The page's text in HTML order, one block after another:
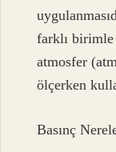
farklı birimle
atmosfer
ölçerken
Basınç